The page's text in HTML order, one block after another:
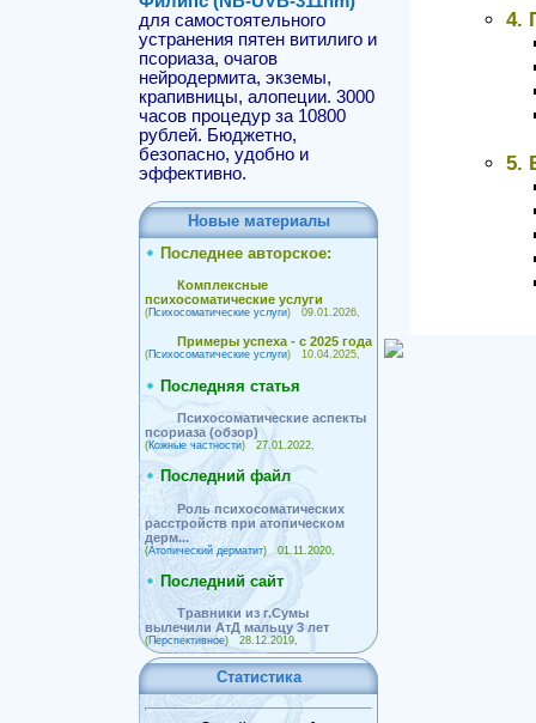
для самостоятельного
устранения пятен витилиго и
псориаза, очагов
нейродермита, экземы,
крапивницы, алопеции. 3000
часов процедур за 10800
рублей. Бюджетно,
безопасно, удобно и
эффективно.
Новые материалы
Последнее авторское:
Комплексные
психосоматические услуги
(Психосоматические услуги) 09.01.2026,
Примеры успеха - с 2025 года
(Психосоматические услуги) 10.04.2025,
Последняя статья
Психосоматические аспекты
псориаза (обзор)
(Кожные частности) 27.01.2022,
Последний файл
Роль психосоматических
расстройств при атопическом
дерм...
(Атопический дерматит) 01.11.2020,
Последний сайт
Травники из г.Сумы
вылечили АтД мальцу 3 лет
(Перспективное) 28.12.2019,
Статистика
4.
5.